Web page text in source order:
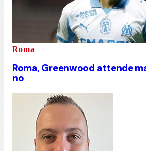
Roma
Roma, Greenwood attende
no